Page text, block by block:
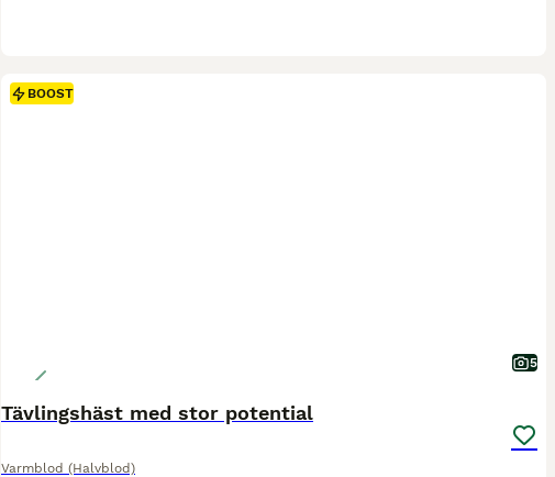
BOOST
5
Tävlingshäst med stor potential
Varmblod (Halvblod)